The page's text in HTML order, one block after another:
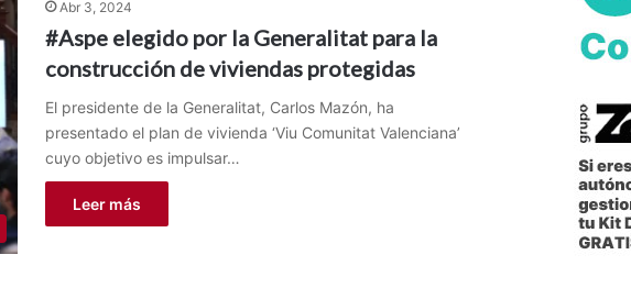
Abr 3, 2024
#Aspe elegido por la Generalitat para la
construcción de viviendas protegidas
El presidente de la Generalitat, Carlos Mazón, ha
presentado el plan de vivienda ‘Viu Comunitat Valenciana’
cuyo objetivo es impulsar…
Leer más